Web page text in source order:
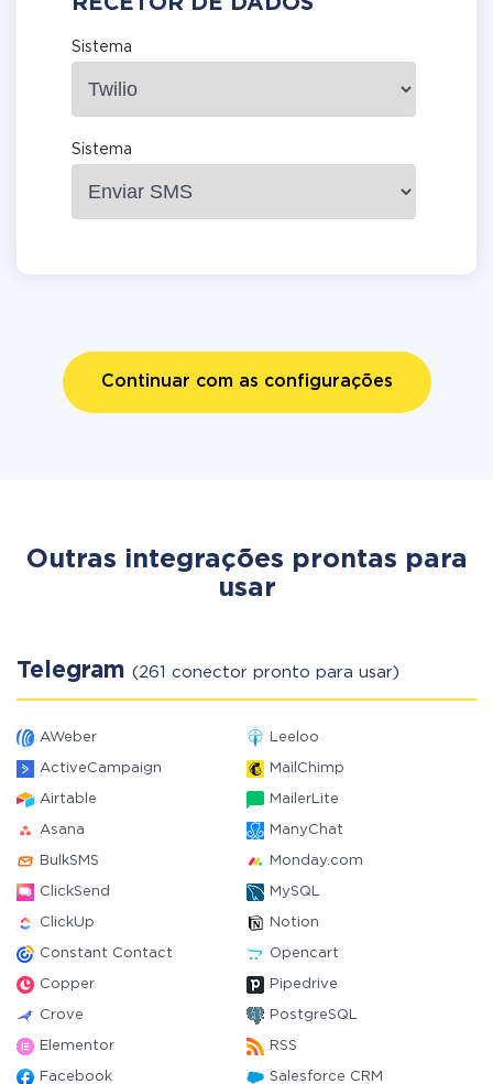
Sistema
Sistema
Continuar com as configurações
Outras integrações prontas para
usar
Telegram (261 conector pronto para usar)
AWeber Leeloo
ActiveCampaign MailChimp
Airtable MailerLite
Asana ManyChat
BulkSMS Monday.com
ClickSend MySQL
ClickUp Notion
Constant Contact Opencart
Copper Pipedrive
Crove PostgreSQL
Elementor RSS
Facebook Salesforce CRM